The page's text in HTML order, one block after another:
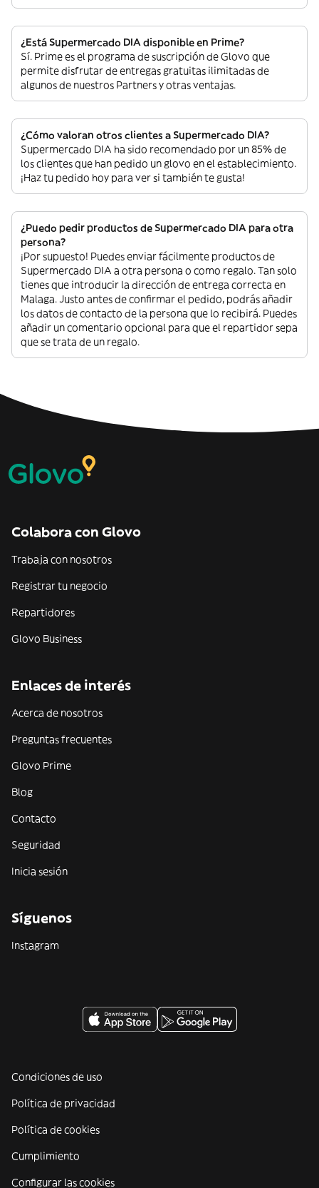
¿Está Supermercado DIA disponible en Prime?
Sí. Prime es el programa de suscripción de Glovo que
permite disfrutar de entregas gratuitas ilimitadas de
algunos de nuestros Partners y otras ventajas.
¿Cómo valoran otros clientes a Supermercado DIA?
Supermercado DIA ha sido recomendado por un 85% de
los clientes que han pedido un glovo en el establecimiento.
¡Haz tu pedido hoy para ver si también te gusta!
¿Puedo pedir productos de Supermercado DIA para otra
persona?
¡Por supuesto! Puedes enviar fácilmente productos de
Supermercado DIA a otra persona o como regalo. Tan solo
tienes que introducir la dirección de entrega correcta en
Malaga. Justo antes de confirmar el pedido, podrás añadir
los datos de contacto de la persona que lo recibirá. Puedes
añadir un comentario opcional para que el repartidor sepa
que se trata de un regalo.
Colabora con Glovo
Trabaja con nosotros
Registrar tu negocio
Repartidores
Glovo Business
Enlaces de interés
Acerca de nosotros
Preguntas frecuentes
Glovo Prime
Blog
Contacto
Seguridad
Inicia sesión
Síguenos
Instagram
Condiciones de uso
Política de privacidad
Política de cookies
Cumplimiento
Configurar las cookies